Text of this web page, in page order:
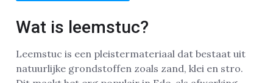
Wat is leemstuc?
Leemstuc is een pleistermateriaal dat bestaat uit
natuurlijke grondstoffen zoals zand, klei en stro.